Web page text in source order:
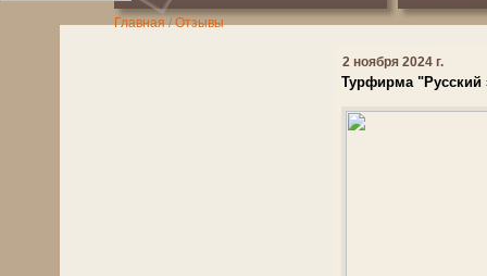
Главная/Отзывы
2 ноября 2024 г.
Турфирма "Русский